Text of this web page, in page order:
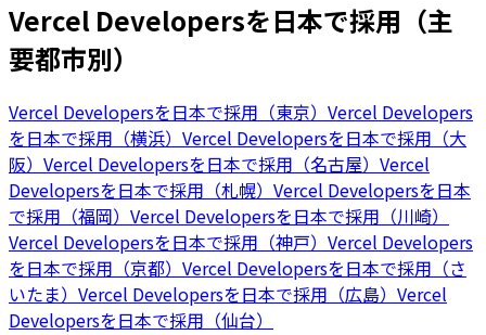
Vercel Developersを日本で採用（主
要都市別）
Vercel Developersを日本で採用（東京） Vercel Developers
を日本で採用（横浜） Vercel Developersを日本で採用（大
阪） Vercel Developersを日本で採用（名古屋） Vercel
Developersを日本で採用（札幌） Vercel Developersを日本
で採用（福岡） Vercel Developersを日本で採用（川崎）
Vercel Developersを日本で採用（神戸） Vercel Developers
を日本で採用（京都） Vercel Developersを日本で採用（さ
いたま） Vercel Developersを日本で採用（広島） Vercel
Developersを日本で採用（仙台）